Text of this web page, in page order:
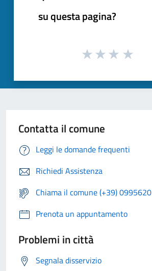
su questa pagina?
Contatta il comune
Leggi le domande frequenti
Richiedi Assistenza
Chiama il comune (+39) 0995620
Prenota un appuntamento
Problemi in città
Segnala disservizio